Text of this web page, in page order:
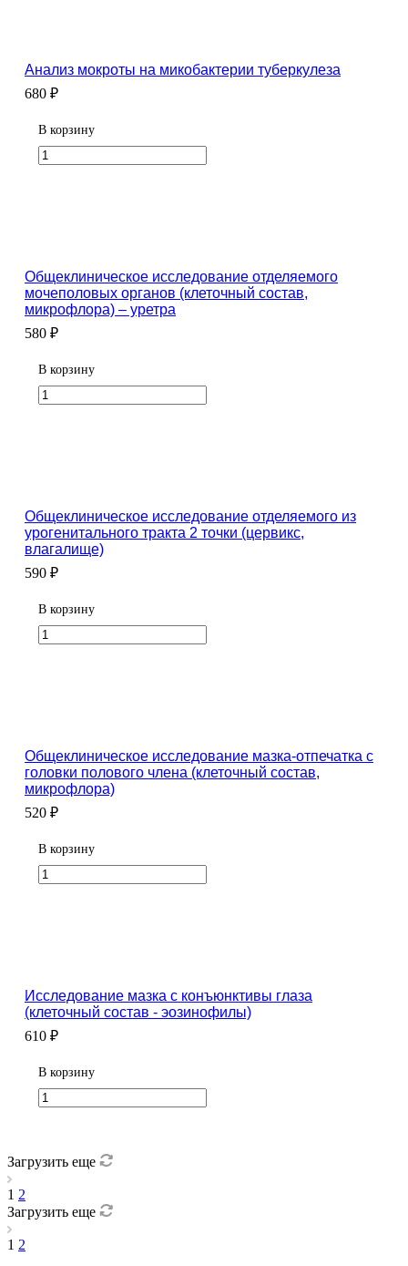
Анализ мокроты на микобактерии туберкулеза
680 ₽
В корзину
Общеклиническое исследование отделяемого
мочеполовых органов (клеточный состав,
микрофлора) – уретра
580 ₽
В корзину
Общеклиническое исследование отделяемого из
урогенитального тракта 2 точки (цервикс,
влагалище)
590 ₽
В корзину
Общеклиническое исследование мазка-отпечатка с
головки полового члена (клеточный состав,
микрофлора)
520 ₽
В корзину
Исследование мазка с конъюнктивы глаза
(клеточный состав - эозинофилы)
610 ₽
В корзину
Загрузить еще
1 2
Загрузить еще
1 2